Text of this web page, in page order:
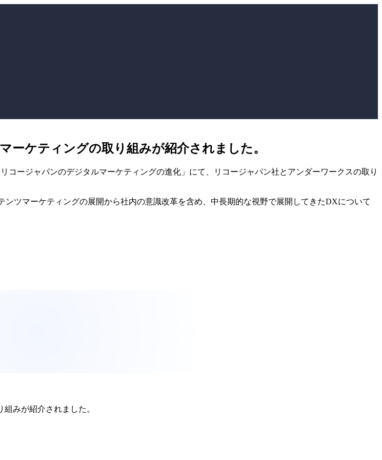
ーケティングの取り組みが紹介されました。
コージャパンのデジタルマーケティングの進化」にて、リコージャパン社とアンダーワークスの取り
ツマーケティングの展開から社内の意識改革を含め、中長期的な視野で展開してきたDXについて
みが紹介されました。